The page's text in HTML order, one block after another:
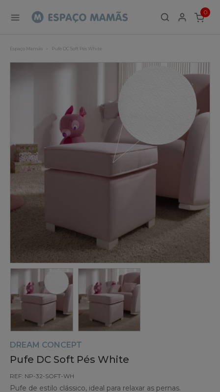
0
ITEMS
Espaço Mamãs Pufe DC Soft Pés White
DREAM CONCEPT
Pufe DC Soft Pés White
REF: NP-32-SOFT-WH
Pufe de estilo clássico, ideal para relaxar as pernas.